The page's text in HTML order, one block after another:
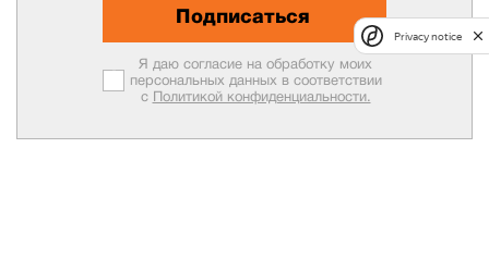
Подписаться
Я даю согласие на обработку моих
персональных данных в соответствии
с Политикой конфиденциальности.
Privacy notice